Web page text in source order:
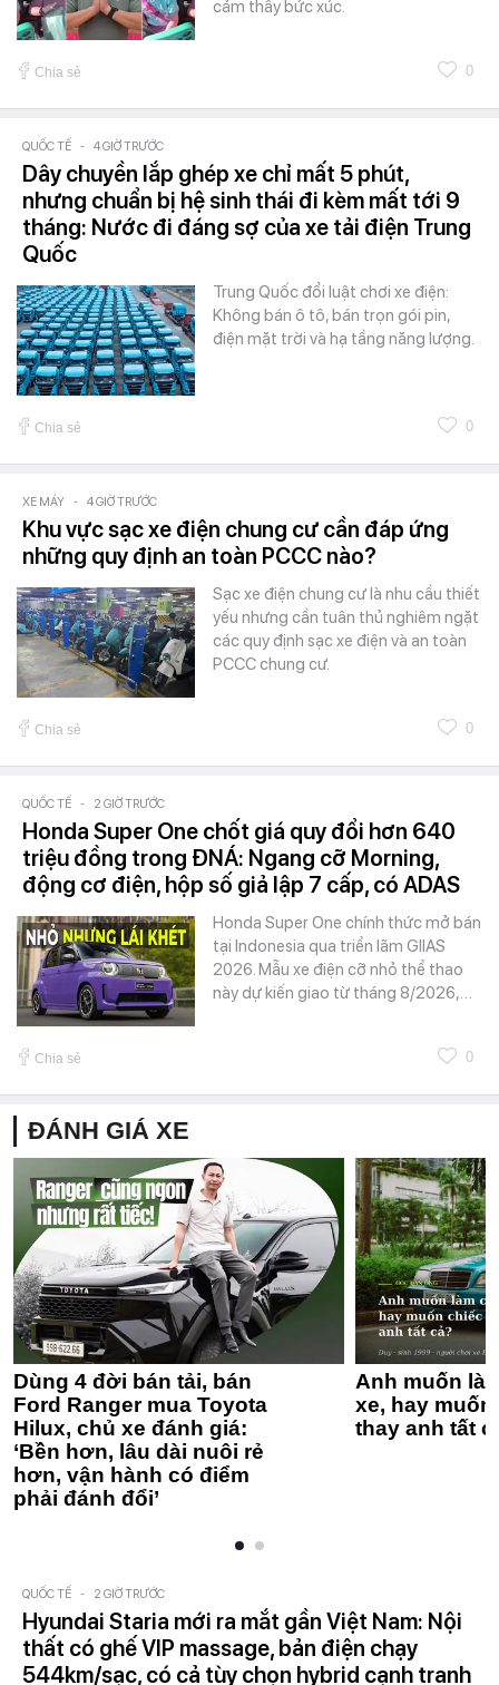
cảm thấy bức xúc.
Chia sẻ 0
QUỐC TẾ - 4 GIỜ TRƯỚC
Dây chuyền lắp ghép xe chỉ mất 5 phút,
nhưng chuẩn bị hệ sinh thái đi kèm mất tới 9
tháng: Nước đi đáng sợ của xe tải điện Trung
Quốc
Trung Quốc đổi luật chơi xe điện:
Không bán ô tô, bán trọn gói pin,
điện mặt trời và hạ tầng năng lượng.
Chia sẻ 0
XE MÁY - 4 GIỜ TRƯỚC
Khu vực sạc xe điện chung cư cần đáp ứng
những quy định an toàn PCCC nào?
Sạc xe điện chung cư là nhu cầu thiết
yếu nhưng cần tuân thủ nghiêm ngặt
các quy định sạc xe điện và an toàn
PCCC chung cư.
Chia sẻ 0
QUỐC TẾ - 2 GIỜ TRƯỚC
Honda Super One chốt giá quy đổi hơn 640
triệu đồng trong ĐNÁ: Ngang cỡ Morning,
động cơ điện, hộp số giả lập 7 cấp, có ADAS
Honda Super One chính thức mở bán
tại Indonesia qua triển lãm GIIAS
2026. Mẫu xe điện cỡ nhỏ thể thao
này dự kiến giao từ tháng 8/2026,…
Chia sẻ 0
ĐÁNH GIÁ XE
Dùng 4 đời bán tải, bán
Ford Ranger mua Toyota
Hilux, chủ xe đánh giá:
‘Bền hơn, lâu dài nuôi rẻ
hơn, vận hành có điểm
phải đánh đổi’
Anh muốn
xe, hay
thay anh tất
QUỐC TẾ - 2 GIỜ TRƯỚC
Hyundai Staria mới ra mắt gần Việt Nam: Nội
thất có ghế VIP massage, bản điện chạy
544km/sạc, có cả tùy chọn hybrid cạnh tranh